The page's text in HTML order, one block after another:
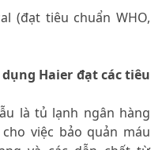
(đạt tiêu chuẩn WHO,
Haier đạt các tiêu
là tủ lạnh ngân hàng
việc bảo quản máu